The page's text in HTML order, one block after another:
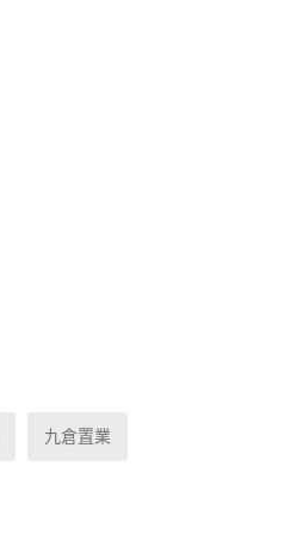
九倉置業